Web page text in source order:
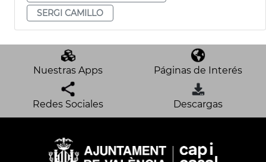
SERGI CAMILLO
Nuestras Apps Páginas de Interés
Redes Sociales Descargas